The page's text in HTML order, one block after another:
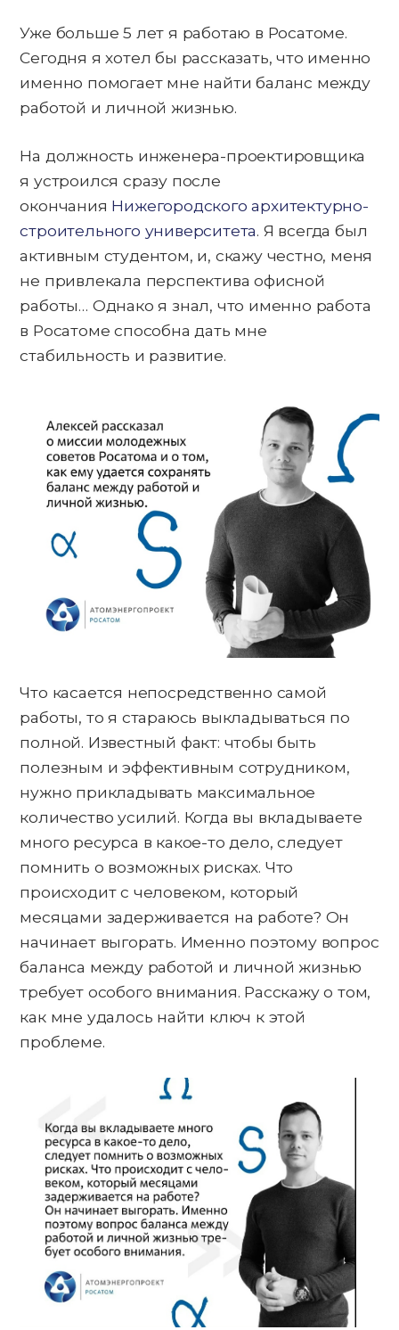
Уже больше 5 лет я работаю в Росатоме.
Сегодня я хотел бы рассказать, что именно
именно помогает мне найти баланс между
работой и личной жизнью.
На должность инженера-проектировщика
я устроился сразу после
окончания Нижегородского архитектурно-
строительного университета. Я всегда был
активным студентом, и, скажу честно, меня
не привлекала перспектива офисной
работы… Однако я знал, что именно работа
в Росатоме способна дать мне
стабильность и развитие.
Что касается непосредственно самой
работы, то я стараюсь выкладываться по
полной. Известный факт: чтобы быть
полезным и эффективным сотрудником,
нужно прикладывать максимальное
количество усилий. Когда вы вкладываете
много ресурса в какое-то дело, следует
помнить о возможных рисках. Что
происходит с человеком, который
месяцами задерживается на работе? Он
начинает выгорать. Именно поэтому вопрос
баланса между работой и личной жизнью
требует особого внимания. Расскажу о том,
как мне удалось найти ключ к этой
проблеме.